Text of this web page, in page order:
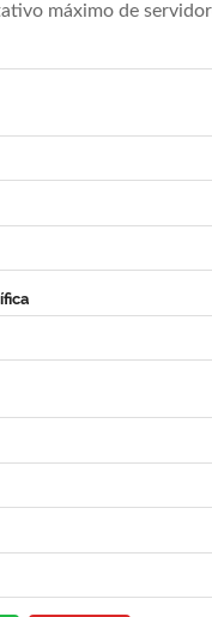
máximo de